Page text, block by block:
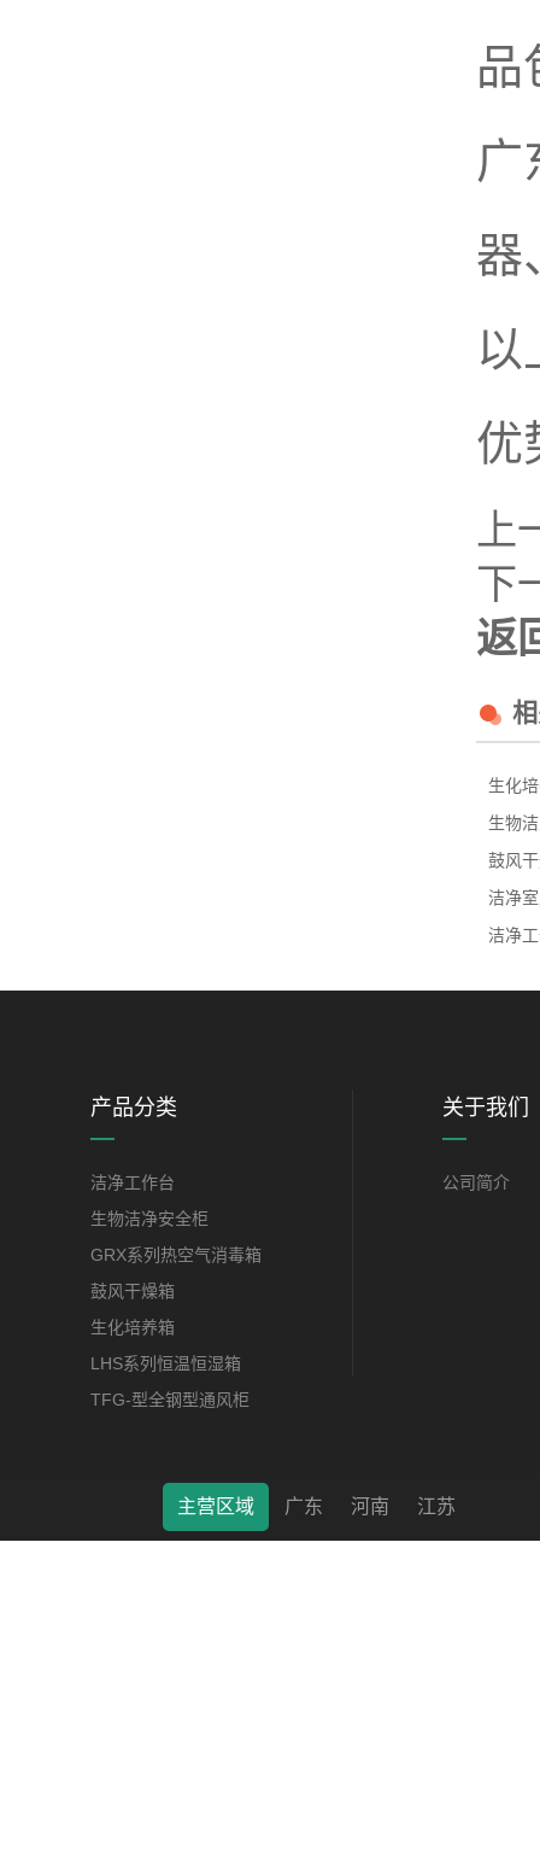
品
广
器
以
优
下
返
生化
生物
鼓风
洁净
洁净
产品分类
洁净工作台
生物洁净安全柜
GRX系列热空气消毒箱
鼓风干燥箱
生化培养箱
LHS系列恒温恒湿箱
TFG-型全钢型通风柜
关于我们
公司简介
莱特（南通）科学仪器有限公司 © 2022 版权所有 备案号
主营区域 广东 河南 江苏